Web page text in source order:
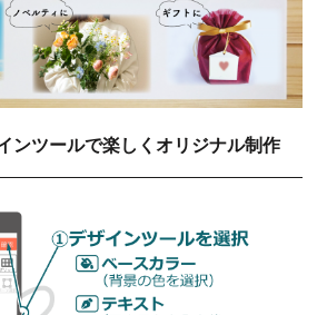
ンツールで楽しくオリジナル制作